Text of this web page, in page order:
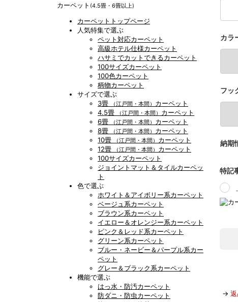
カーペット (4.5畳・6畳以上)
カーペットトップページ
人気特集で選ぶ
ペット対応カーペット
高級ホテル仕様カーペット
ハサミでカットできるカーペット
100サイズカーペット
100色カーペット
柄物カーペット
サイズで選ぶ
3畳
（江戸間・本間） カーペット
4.5畳
（江戸間・本間） カーペット
6畳
（江戸間・本間） カーペット
8畳
（江戸間・本間） カーペット
10畳
（江戸間・本間） カーペット
12畳
（江戸間・本間） カーペット
100サイズカーペット
ジョイントマット＆タイルカーペッ
ト
色で選ぶ
ホワイト＆アイボリー系カーペット
ベージュ系カーペット
ブラウン系カーペット
イエロー＆オレンジー系カーペット
ピンク＆レッド系カーペット
グリーン系カーペット
ブルー・ネービー＆パープル系カー
ペット
グレー＆ブラック系カーペット
機能で選ぶ
はっ水・防汚カーペット
防ダニ・防虫カーペット
カラ
フッ
納期
特記
→